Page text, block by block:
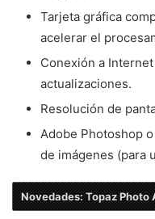
Tarjeta gráfica
acelerar el
Conexión a
actualizaciones.
Resolución de
Adobe Photoshop
de imágenes (para
Novedades: Topaz Photo